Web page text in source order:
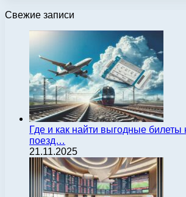
Свежие записи
Где и как найти выгодные билеты
поезд…
21.11.2025